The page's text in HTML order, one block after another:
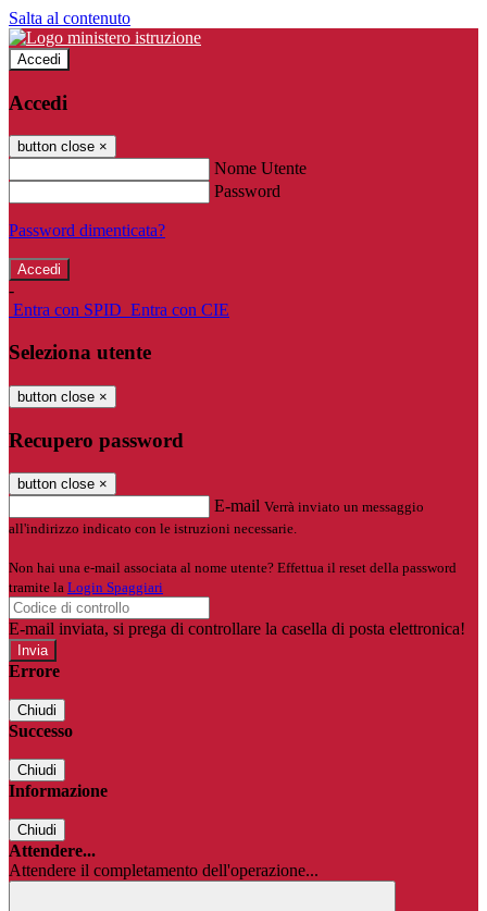
Salta al contenuto
Accedi
Accedi
button close ×
Nome Utente
Password
Password dimenticata?
-
Entra con SPID Entra con CIE
Seleziona utente
button close ×
Recupero password
button close ×
E-mail Verrà inviato un messaggio
all'indirizzo indicato con le istruzioni necessarie.
Non hai una e-mail associata al nome utente? Effettua il reset della password
tramite la Login Spaggiari
E-mail inviata, si prega di controllare la casella di posta elettronica!
Errore
Chiudi
Successo
Chiudi
Informazione
Chiudi
Attendere...
Attendere il completamento dell'operazione...